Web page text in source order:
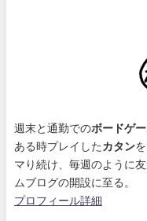
週末と通勤でのボードゲ
ある時プレイした カタン
マり続け 、毎週のように
ムブログの開設に至る。
プロフィール詳細